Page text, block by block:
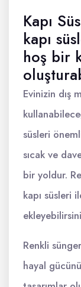
Kapı
kapı
hoş bir
Evinizin dış
süsleri
sıcak ve
bir yoldur.
kapı süsleri
Renkli
hayal